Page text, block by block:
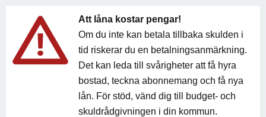
Att låna kostar pengar!
Om du inte kan betala tillbaka skulden i
tid riskerar du en betalningsanmärkning.
Det kan leda till svårigheter att få hyra
bostad, teckna abonnemang och få nya
lån. För stöd, vänd dig till budget- och
skuldrådgivningen i din kommun.